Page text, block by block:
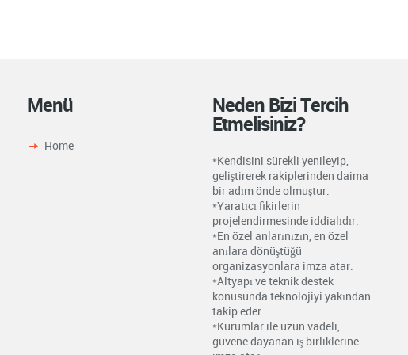
Menü
Home
Neden Bizi Tercih
Etmelisiniz?
*Kendisini sürekli yenileyip,
geliştirerek rakiplerinden daima
bir adım önde olmuştur.
*Yaratıcı fikirlerin
projelendirmesinde iddialıdır.
*En özel anlarınızın, en özel
anılara dönüştüğü
organizasyonlara imza atar.
*Altyapı ve teknik destek
konusunda teknolojiyi yakından
takip eder.
*Kurumlar ile uzun vadeli,
güvene dayanan iş birliklerine